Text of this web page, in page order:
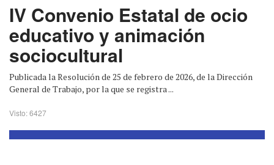
IV Convenio Estatal de ocio
educativo y animación
sociocultural
Publicada la Resolución de 25 de febrero de 2026, de la Dirección
General de Trabajo, por la que se registra ...
Visto: 6427